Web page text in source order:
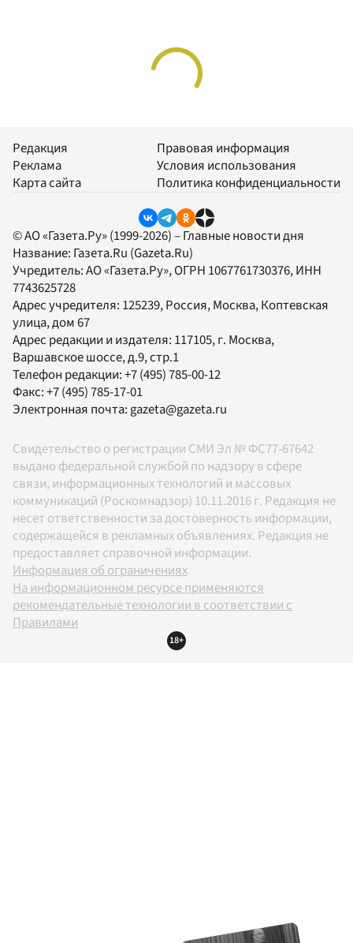
Редакция
Реклама
Карта сайта
Правовая информация
Условия использования
Политика конфиденциальности
© АО «Газета.Ру» (1999-2026) – Главные новости дня
Название: Газета.Ru (Gazeta.Ru)
Учредитель:АО «Газета.Ру», ОГРН 1067761730376, ИНН
7743625728
Адрес учредителя: 125239, Россия, Москва, Коптевская
улица, дом 67
Адрес редакции и издателя: 117105, г. Москва,
Варшавское шоссе, д.9, стр.1
Телефон редакции:+7 (495) 785-00-12
Факс:+7 (495) 785-17-01
Электронная почта: gazeta@gazeta.ru
Свидетельство о регистрации СМИ Эл № ФС77-67642
выдано федеральной службой по надзору в сфере
связи, информационных технологий и массовых
коммуникаций (Роскомнадзор) 10.11.2016 г. Редакция не
несет ответственности за достоверность информации,
содержащейся в рекламных объявлениях. Редакция не
предоставляет справочной информации.
Информация об ограничениях
На информационном ресурсе применяются
рекомендательные технологии в соответствии с
Правилами
18+